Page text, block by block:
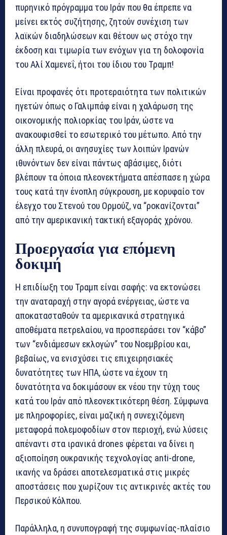
πυρηνικό πρόγραμμα του Ιράν που θα έπρεπε να
μείνει εκτός συζήτησης, ζητούν συνέχιση των
λαϊκών διαδηλώσεων και θέτουν ως στόχο την
έκδοση και τιμωρία των ενόχων για τη δολοφονία
του Αλί Χαμενεΐ, ήτοι του ίδιου του Τραμπ!
Είναι προφανές ότι προτεραιότητα των πολιτικών
ηγετών όπως ο Γαλιμπάφ είναι η χαλάρωση της
οικονομικής πολιορκίας του Ιράν, ώστε να
ανακουφισθεί το εσωτερικό του μέτωπο. Από την
άλλη πλευρά, οι ανησυχίες των λοιπών Ιρανών
ιθυνόντων δεν είναι πάντως αβάσιμες, διότι
βλέπουν τα όποια πλεονεκτήματα απέσπασε η χώρα
τους κατά την ένοπλη σύγκρουση, με κορυφαίο τον
έλεγχο του Στενού του Ορμούζ, να “ροκανίζονται”
από την αμερικανική τακτική εξαγοράς χρόνου.
Προεργασία για επόμενη
δοκιμή
Η επιδίωξη του Τραμπ είναι σαφής: να εκτονώσει
την αναταραχή στην αγορά ενέργειας, ώστε να
αποκατασταθούν τα αμερικανικά στρατηγικά
αποθέματα πετρελαίου, να προσπεράσει τον “κάβο”
των “ενδιάμεσων εκλογών” του Νοεμβρίου και,
βεβαίως, να ενισχύσει τις επιχειρησιακές
δυνατότητες των ΗΠΑ, ώστε να έχουν τη
δυνατότητα να δοκιμάσουν εκ νέου την τύχη τους
κατά του Ιράν από πλεονεκτικότερη θέση. Σύμφωνα
με πληροφορίες, είναι μαζική η συνεχιζόμενη
μεταφορά πολεμοφοδίων στον περιοχή, ενώ λύσεις
απέναντι στα ιρανικά drones φέρεται να δίνει η
αξιοποίηση ουκρανικής τεχνολογίας anti-drone,
ικανής να δράσει αποτελεσματικά στις μικρές
αποστάσεις που χωρίζουν τις αντικρινές ακτές του
Περσικού Κόλπου.
Παράλληλα, η συνυπογραφή της συμφωνίας-πλαίσιο